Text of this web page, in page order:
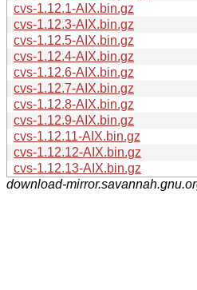
cvs-1.12.1-AIX.bin.gz
cvs-1.12.3-AIX.bin.gz
cvs-1.12.5-AIX.bin.gz
cvs-1.12.4-AIX.bin.gz
cvs-1.12.6-AIX.bin.gz
cvs-1.12.7-AIX.bin.gz
cvs-1.12.8-AIX.bin.gz
cvs-1.12.9-AIX.bin.gz
cvs-1.12.11-AIX.bin.gz
cvs-1.12.12-AIX.bin.gz
cvs-1.12.13-AIX.bin.gz
download-